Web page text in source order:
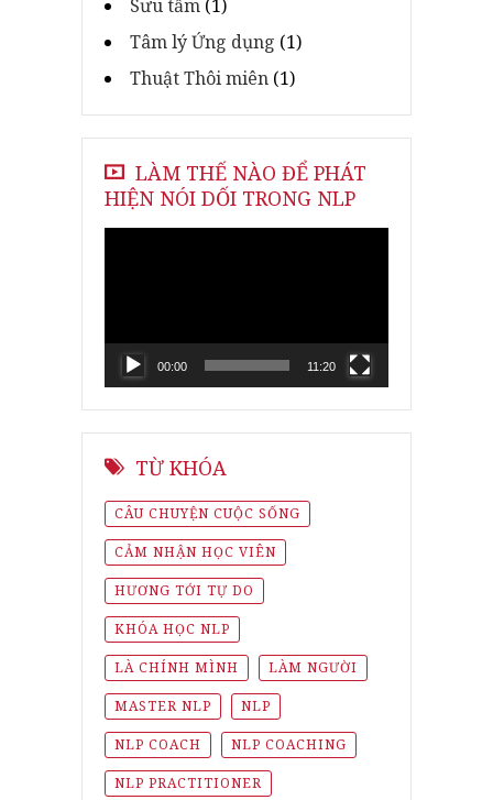
Sưu tầm (1)
Tâm lý Ứng dụng (1)
Thuật Thôi miên (1)
LÀM THẾ NÀO ĐỂ PHÁT
HIỆN NÓI DỐI TRONG NLP
00:00 11:20
TỪ KHÓA
CÂU CHUYỆN CUỘC SỐNG
CẢM NHẬN HỌC VIÊN
HƯƠNG TỚI TỰ DO
KHÓA HỌC NLP
LÀ CHÍNH MÌNH LÀM NGƯỜI
MASTER NLP NLP
NLP COACH NLP COACHING
NLP PRACTITIONER